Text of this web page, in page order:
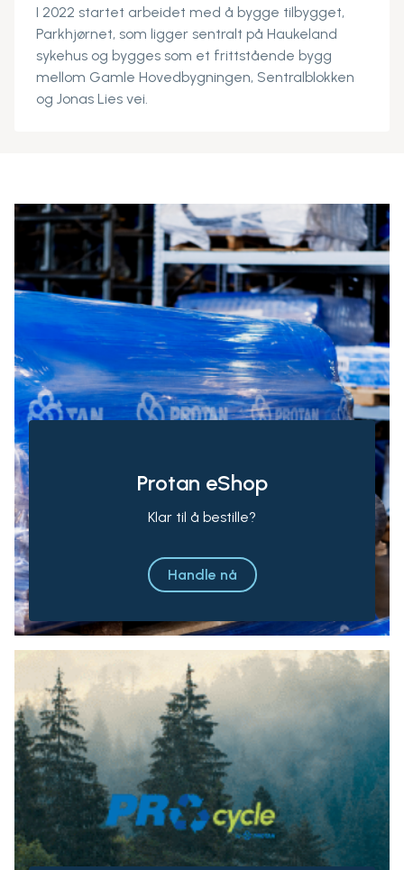
I 2022 startet arbeidet med å bygge tilbygget,
Parkhjørnet, som ligger sentralt på Haukeland
sykehus og bygges som et frittstående bygg
mellom Gamle Hovedbygningen, Sentralblokken
og Jonas Lies vei.
Protan eShop
Klar til å bestille?
Handle nå